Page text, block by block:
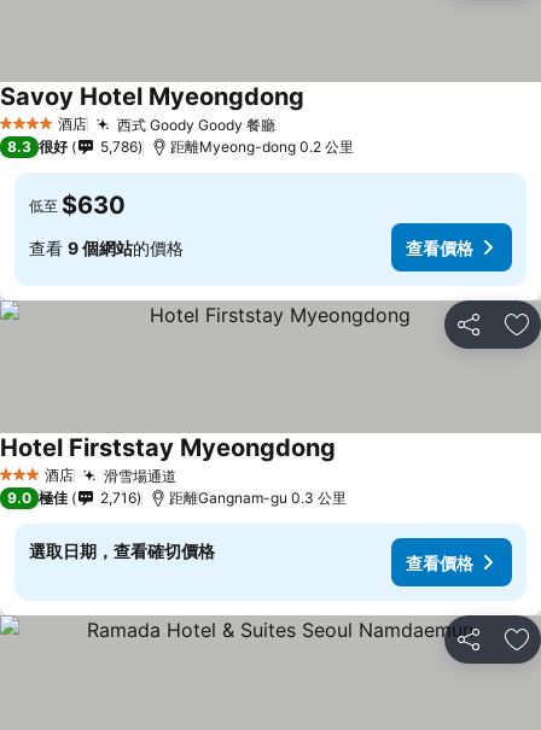
4 星級 酒店 西式 Goody Goody 餐廳
Savoy Hotel Myeongdong
8.3 很好 5,786 距離Myeong-dong 0.2 公里
低至 $630
查看 9 個網站的價格 查看價格
分享 放
3 星級 酒店 滑雪場通道
Hotel Firststay Myeongdong
9.0 極佳 2,716 距離Gangnam-gu 0.3 公里
選取日期，查看確切價格
查看價格
分享 放